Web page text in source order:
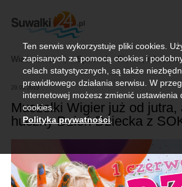
Wiadomości Sport Biznes, rolnictwo
29.05.2019
Muszelki Wigier już od jutra,
huczny Dzień Dziecka z
Ten serwis wykorzystuje pliki cookies.
zapisanych za pomocą cookies i
celach statystycznych, są także
prawidłowego działania serwisu. W
internetowej możesz zmienić ustawienia
cookies.
Polityka prywatności.